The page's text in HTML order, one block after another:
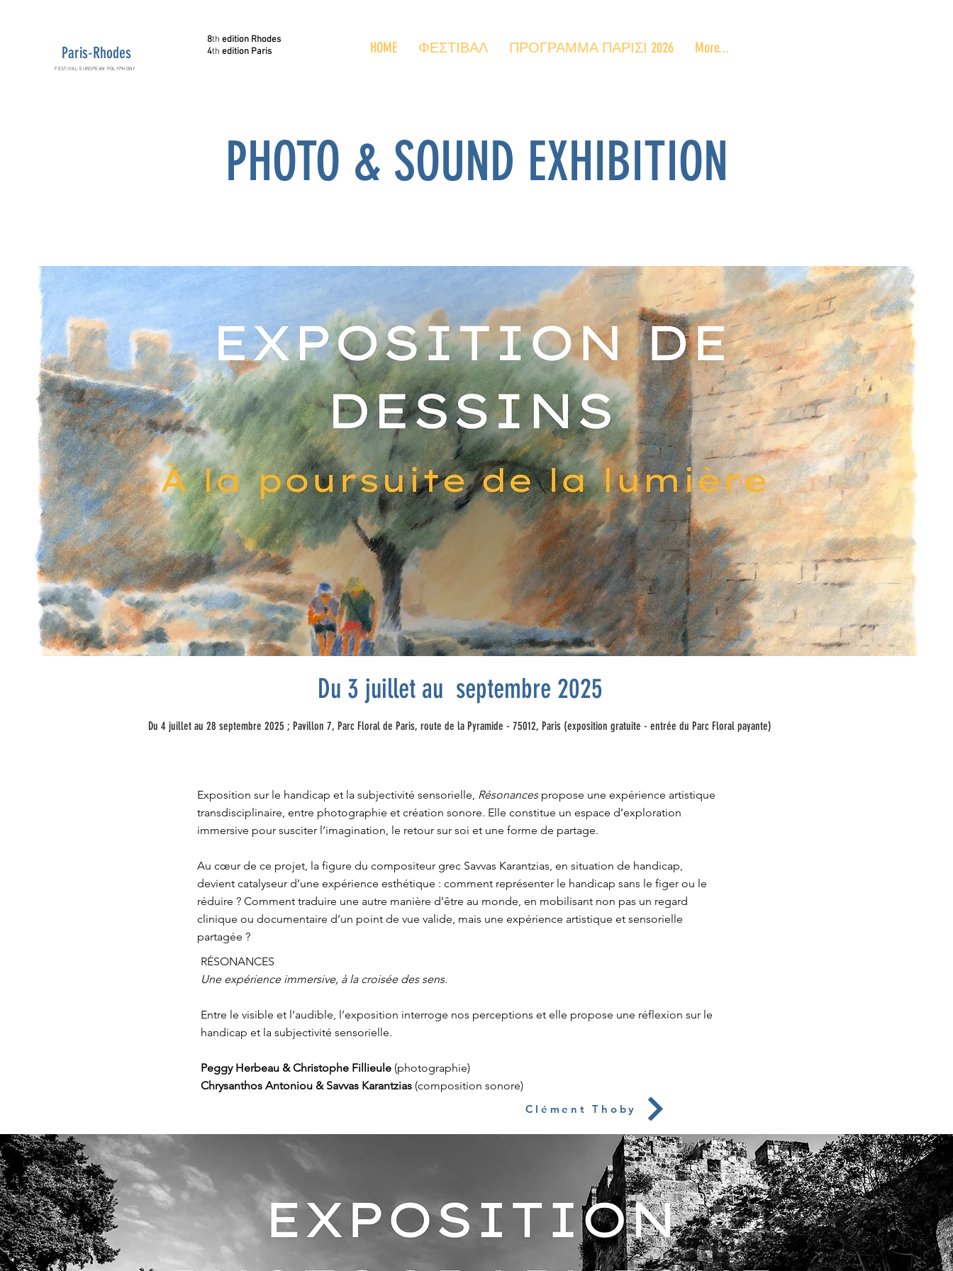
Paris-Rhodes
FESTIVAL EUROPEAN POLYPHONY
HOME ΦΕΣΤΙΒΑΛ ΠΡΟΓΡΑΜΜΑ ΠΑΡΙΣΙ 2026 More...
8th edition Rhodes
4th edition Paris
PHOTO & SOUND EXHIBITION
Du 3 juillet au septembre 2025
Du 4 juillet au 28 septembre 2025 ; Pavillon 7, Parc Floral de Paris, route de la Pyramide - 75012, Paris (exposition gratuite - entrée du Parc Floral payante)
Exposition sur le handicap et la subjectivité sensorielle, Résonancespropose une expérience artistique
transdisciplinaire, entre photographie et création sonore. Elle constitue un espace d’exploration
immersive pour susciter l’imagination, le retour sur soi et une forme de partage.
Au cœur de ce projet, la figure du compositeur grec Savvas Karantzias, en situation de handicap,
devient catalyseur d’une expérience esthétique : comment représenter le handicap sans le figer ou le
réduire ? Comment traduire une autre manière d’être au monde, en mobilisant non pas un regard
clinique ou documentaire d’un point de vue valide, mais une expérience artistique et sensorielle
partagée ?
RÉSONANCES
Une expérience immersive, à la croisée des sens.
Entre le visible et l’audible, l’exposition interroge nos perceptions et elle propose une réflexion sur le
handicap et la subjectivité sensorielle.
Peggy Herbeau & Christophe Fillieule (photographie)
Chrysanthos Antoniou & Savvas Karantzias (composition sonore)
Clément Thoby